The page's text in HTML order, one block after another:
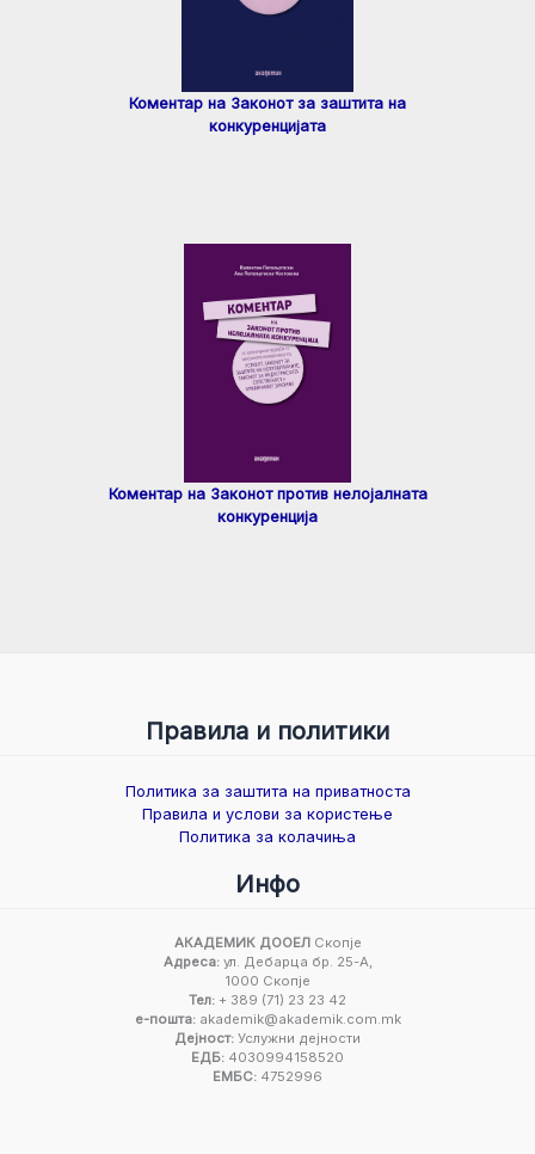
Коментар на Законот за заштита на
конкуренцијата
Коментар на Законот против нелојалната
конкуренција
Правила и политики
Политика за заштита на приватноста
Правила и услови за користење
Политика за колачиња
Инфо
АКАДЕМИК ДООЕЛСкопје
Адреса:ул. Дебарца бр. 25-А,
1000 Скопје
Тел: + 389 (71) 23 23 42
е-пошта:akademik@akademik.com.mk
Дејност: Услужни дејности
ЕДБ: 4030994158520
ЕМБС: 4752996